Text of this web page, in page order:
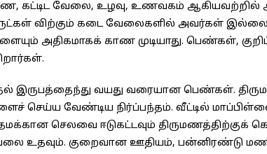
கட்டிட வேலை, உழவு, உணவகம்
விற்கும் கடை வேலைகளில் அவர்கள்
அதிகமாகக் காண முடியாது. பெண்கள்,
இருபத்தைந்து வயது வரையான பெண்கள்.
செய்ய வேண்டிய நிர்ப்பந்தம். வீட்டில்
செலவை ஈடுகட்டவும்
உதவும். குறைவான ஊதியம், பன்னிரண்டு